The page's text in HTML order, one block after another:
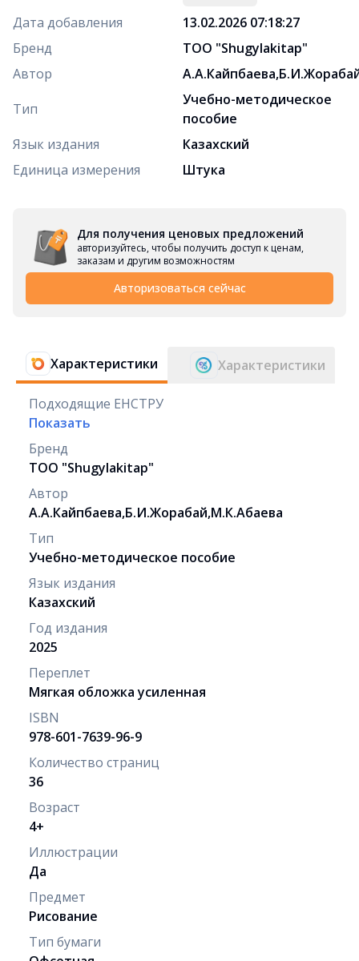
Дата добавления
13.02.2026 07:18:27
Бренд
ТОО "Shugylakіtap"
Автор
Тип
Учебно-методическое
пособие
Язык издания
Казахский
Единица измерения
Штука
Для получения ценовых предложений
авторизуйтесь, чтобы получить доступ к ценам,
заказам и другим возможностям
Авторизоваться сейчас
Характеристики Характеристики
Подходящие ЕНСТРУ
Показать
Бренд
ТОО "Shugylakіtap"
Автор
А.А.Кайпбаева,Б.И.Жорабай,М.К.Абаева
Тип
Учебно-методическое пособие
Язык издания
Казахский
Год издания
2025
Переплет
Мягкая обложка усиленная
ISBN
978-601-7639-96-9
Количество страниц
36
Возраст
4+
Иллюстрации
Да
Предмет
Рисование
Тип бумаги